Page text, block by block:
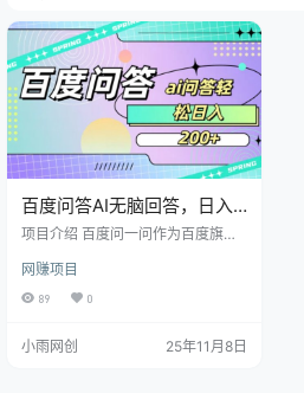
百度问答AI无脑回答，日入
200+
项目介绍 百度问一问作为百度旗下
个获取信息、解决问题的交流空
间。本项目旨在招募专业且热情的
用户解决疑惑，答主还能从中获取
网赚项目
89 0
小雨网创 25年11月8日